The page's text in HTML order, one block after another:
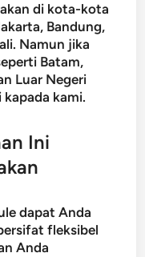
di kota-kota
Bandung,
Namun jika
Batam,
Luar Negeri
kami.
Ini
dapat Anda
fleksibel
Anda